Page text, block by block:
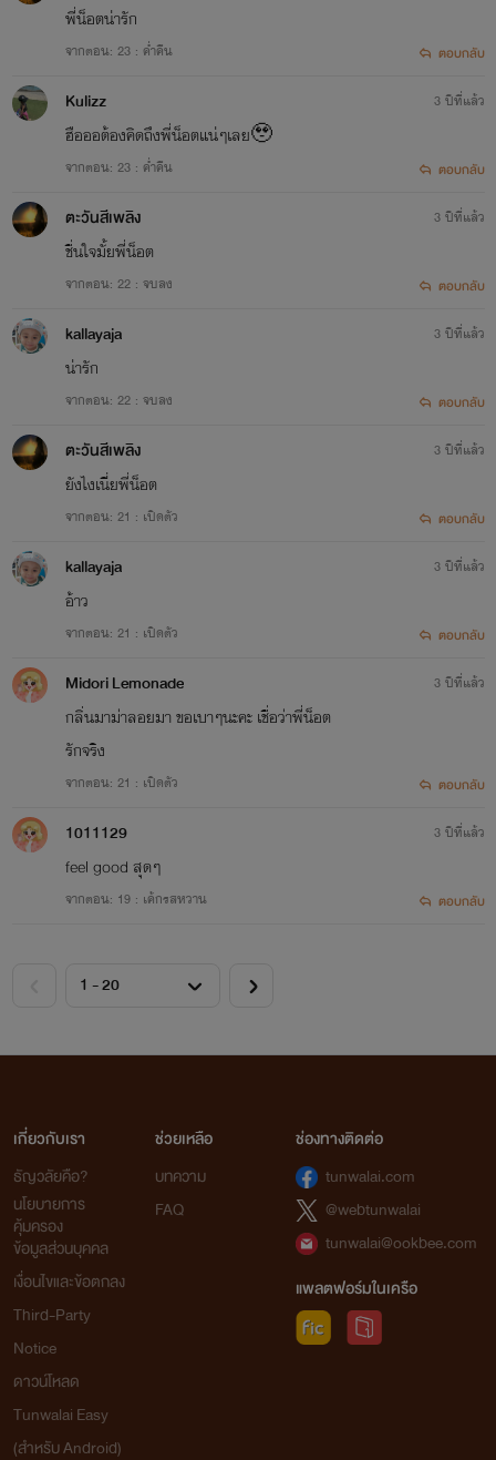
พี่น็อตน่ารัก
จากตอน: 23 : ค่ำคืน ตอบกลับ
Kulizz
ฮือออต้องคิดถึงพี่น็อตแน่ๆเลย🥹
จากตอน: 23 : ค่ำคืน
3 ปีที่แล้ว
ตอบกลับ
ตะวันสีเพลิง
ชื่นใจมั้ยพี่น็อต
จากตอน: 22 : จบลง
3 ปีที่แล้ว
ตอบกลับ
kallayaja
น่ารัก
จากตอน: 22 : จบลง
3 ปีที่แล้ว
ตอบกลับ
ตะวันสีเพลิง
ยังไงเนี่ยพี่น็อต
จากตอน: 21 : เปิดตัว
3 ปีที่แล้ว
ตอบกลับ
kallayaja
อ้าว
จากตอน: 21 : เปิดตัว
3 ปีที่แล้ว
ตอบกลับ
Midori Lemonade
กลิ่นมาม่าลอยมา ขอเบาๆนะคะ เชื่อว่าพี่น็อต
รักจริง
จากตอน: 21 : เปิดตัว
3 ปีที่แล้ว
ตอบกลับ
1011129
feel good สุดๆ
จากตอน: 19 : เค้กรสหวาน
3 ปีที่แล้ว
ตอบกลับ
เกี่ยวกับเรา
ธัญวลัยคือ?
นโยบายการ
คุ้มครอง
ข้อมูลส่วนบุคคล
เงื่อนไขและข้อตกลง
Third-Party
Notice
ดาวน์โหลด
Tunwalai Easy
(สำหรับ Android)
ช่วยเหลือ
บทความ
FAQ
ช่องทางติดต่อ
tunwalai.com
@webtunwalai
tunwalai@ookbee.com
แพลตฟอร์มในเครือ